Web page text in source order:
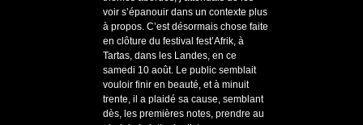
voir s’épanouir dans un contexte plus
à propos. C’est désormais chose faite
en clôture du festival fest’Afrik, à
Tartas, dans les Landes, en ce
samedi 10 août. Le public semblait
vouloir finir en beauté, et à minuit
trente, il a plaidé sa cause, semblant
dès, les premières notes, prendre au